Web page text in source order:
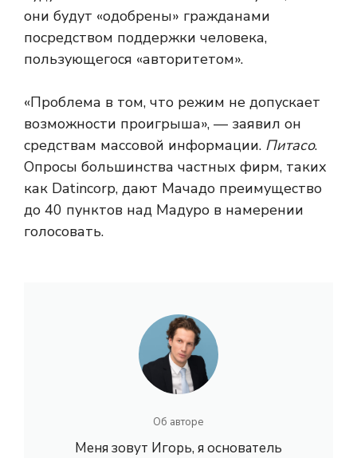
они будут «одобрены» гражданами
посредством поддержки человека,
пользующегося «авторитетом».
«Проблема в том, что режим не допускает
возможности проигрыша», — заявил он
средствам массовой информации. Питасо.
Опросы большинства частных фирм, таких
как Datincorp, дают Мачадо преимущество
до 40 пунктов над Мадуро в намерении
голосовать.
Об авторе
Меня зовут Игорь, я основатель